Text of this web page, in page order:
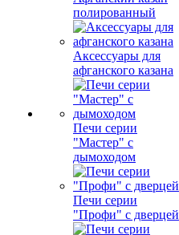
полированный
Аксессуары для
афганского казана
Печи серии
"Мастер" с
дымоходом
Печи серии
"Профи" с дверцей